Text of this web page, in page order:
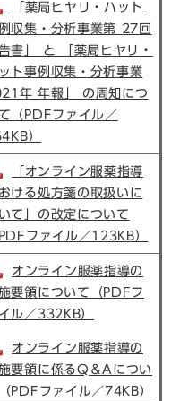
「薬局ヒヤリ・ハット
収集・分析事業第 27回
書」 と 「薬局ヒヤリ・
ト事例収集・分析事業
年 年報」 の周知につ
（PDFファイル／
）
「オンライン服薬指導
ける処方箋の取扱いに
て」の改定について
PDFファイル／123KB）
オンライン服薬指導の
要領について（PDFフ
ル／332KB）
オンライン服薬指導の
要領に係るQ＆Aについ
PDFファイル／74KB）